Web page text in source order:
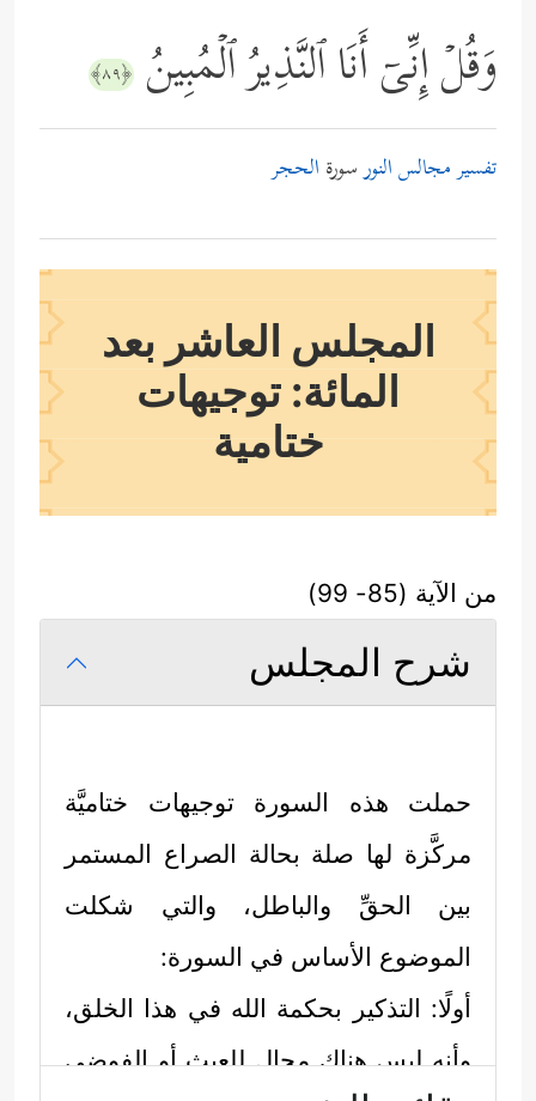
وَقُلۡ إِنِّیۤ أَنَا ٱلنَّذِیرُ ٱلۡمُبِینُ ﴿٨٩﴾
تفسير مجالس النورسورة الحجر
المجلس العاشر بعد
المائة: توجيهات
ختامية
من الآية (85- 99)
شرح المجلس
حملت هذه السورة توجيهات ختاميَّة
مركَّزة لها صلة بحالة الصراع المستمر
بين الحقِّ والباطل، والتي شكلت
الموضوع الأساس في السورة:
أولًا: التذكير بحكمة الله في هذا الخلق،
وأنه ليس هناك مجال للعبث أو الفوضى